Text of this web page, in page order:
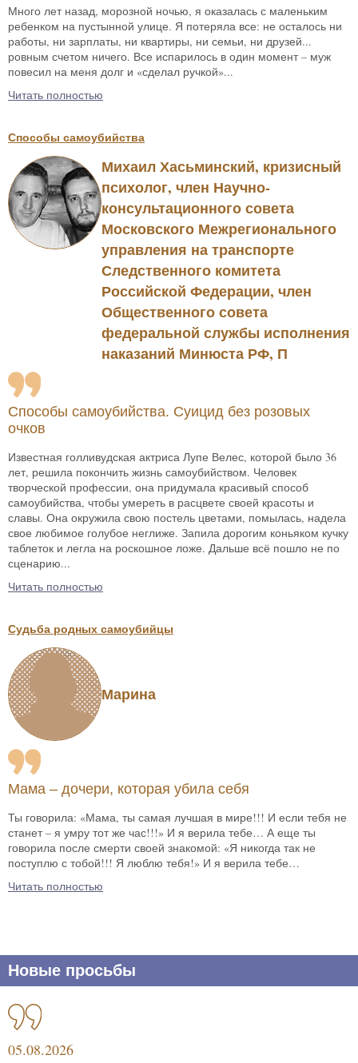
Много лет назад, морозной ночью, я оказалась с маленьким
ребенком на пустынной улице. Я потеряла все: не осталось ни
работы, ни зарплаты, ни квартиры, ни семьи, ни друзей...
ровным счетом ничего. Все испарилось в один момент – муж
повесил на меня долг и «сделал ручкой»...
Читать полностью
Способы самоубийства
Михаил Хасьминский, кризисный
психолог, член Научно-
консультационного совета
Московского Межрегионального
управления на транспорте
Следственного комитета
Российской Федерации, член
Общественного совета
федеральной службы исполнения
наказаний Минюста РФ, П
Способы самоубийства. Суицид без розовых
очков
Известная голливудская актриса Лупе Велес, которой было 36
лет, решила покончить жизнь самоубийством. Человек
творческой профессии, она придумала красивый способ
самоубийства, чтобы умереть в расцвете своей красоты и
славы. Она окружила свою постель цветами, помылась, надела
свое любимое голубое неглиже. Запила дорогим коньяком кучку
таблеток и легла на роскошное ложе. Дальше всё пошло не по
сценарию...
Читать полностью
Судьба родных самоубийцы
Марина
Мама – дочери, которая убила себя
Ты говорила: «Мама, ты самая лучшая в мире!!! И если тебя не
станет – я умру тот же час!!!» И я верила тебе… А еще ты
говорила после смерти своей знакомой: «Я никогда так не
поступлю с тобой!!! Я люблю тебя!» И я верила тебе…
Читать полностью
Новые просьбы
05.08.2026